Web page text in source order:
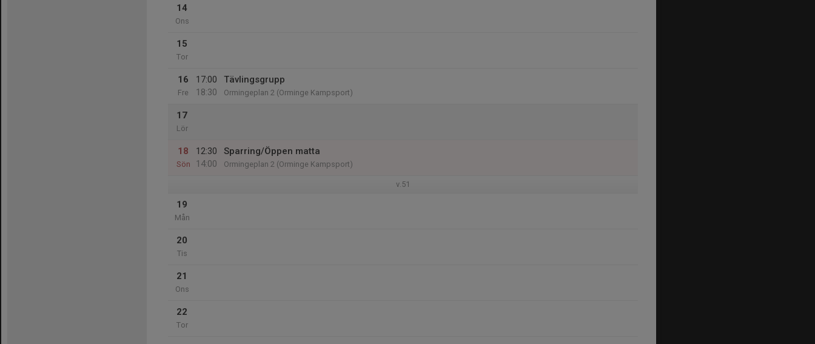
14
Ons
15
Tor
16
Fre
17:00
18:30
Tävlingsgrupp
Ormingeplan 2 (Orminge Kampsport)
17
Lör
18
Sön
12:30
14:00
Sparring/Öppen matta
Ormingeplan 2 (Orminge Kampsport)
v.51
19
Mån
20
Tis
21
Ons
22
Tor